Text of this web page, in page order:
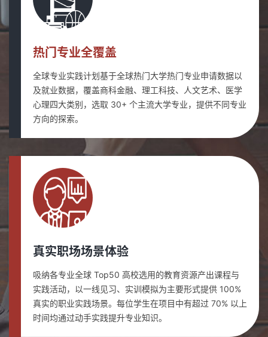
热门专业全覆盖
全球专业实践计划基于全球热门大学热门专业申请数据以
及就业数据，覆盖商科金融、理工科技、人文艺术、医学
心理四大类别，选取 30+ 个主流大学专业，提供不同专业
方向的探索。
真实职场场景体验
吸纳各专业全球 Top50 高校选用的教育资源产出课程与
实践活动，以一线见习、实训模拟为主要形式提供 100%
真实的职业实践场景。每位学生在项目中有超过 70% 以上
时间均通过动手实践提升专业知识。